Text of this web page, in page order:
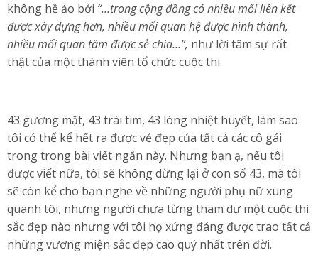
không hề ảo bởi “…trong cộng đồng có nhiều mối liên kết
được xây dựng hơn, nhiều mối quan hệ được hình thành,
nhiều mối quan tâm được sẻ chia…”, như lời tâm sự rất
thật của một thành viên tổ chức cuộc thi.
43 gương mặt, 43 trái tim, 43 lòng nhiệt huyết, làm sao
tôi có thể kể hết ra được vẻ đẹp của tất cả các cô gái
trong trong bài viết ngắn này. Nhưng bạn ạ, nếu tôi
được viết nữa, tôi sẽ không dừng lại ở con số 43, mà tôi
sẽ còn kể cho bạn nghe về những người phụ nữ xung
quanh tôi, nhưng người chưa từng tham dự một cuộc thi
sắc đẹp nào nhưng với tôi họ xứng đáng được trao tất cả
những vương miện sắc đẹp cao quý nhất trên đời.